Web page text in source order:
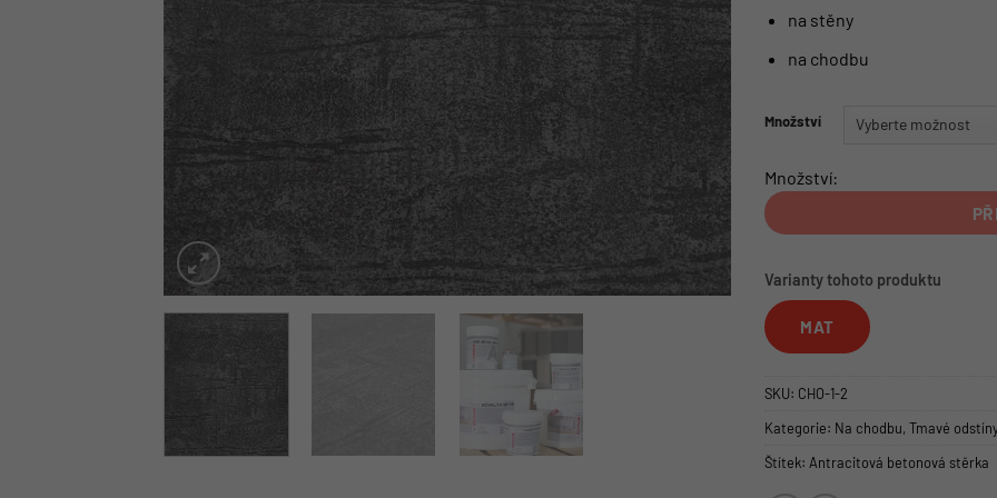
na stěny
na chodbu
Množství
Množství:
Varianty tohoto produktu
MAT
SKU: CHO-1-2
Kategorie: Na chodbu, Tmavé
Štítek: Antracitová betonová stěrka